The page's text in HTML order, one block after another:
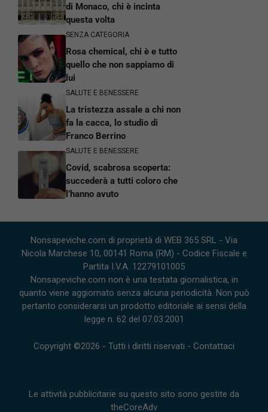
di Monaco, chi è incinta
questa volta
SENZA CATEGORIA
Rosa chemical, chi è e tutto
quello che non sappiamo di
lui
SALUTE E BENESSERE
La tristezza assale a chi non
fa la cacca, lo studio di
Franco Berrino
SALUTE E BENESSERE
Covid, scabrosa scoperta:
succederà a tutti coloro che
l’hanno avuto
Nonsapeviche.com di proprietà di WEB 365 SRL - Via
Nicola Marchese 10, 00141 Roma (RM) - Codice Fiscale e
Partita I.V.A. 12279101005
Nonsapeviche.com non è una testata giornalistica, in
quanto viene aggiornato senza alcuna periodicità. Non può
pertanto considerarsi un prodotto editoriale ai sensi della
legge n. 62 del 07.03.2001
Copyright ©2026 - Tutti i diritti riservati - Contattaci
Le attività pubblicitarie su questo sito sono gestite da
theCoreAdv